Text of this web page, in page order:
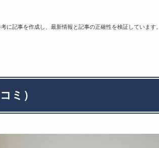
考に記事を作成し、最新情報と記事の正確性を検証しています。
ミ）